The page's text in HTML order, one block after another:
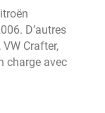
D’autres
Crafter,
charge avec